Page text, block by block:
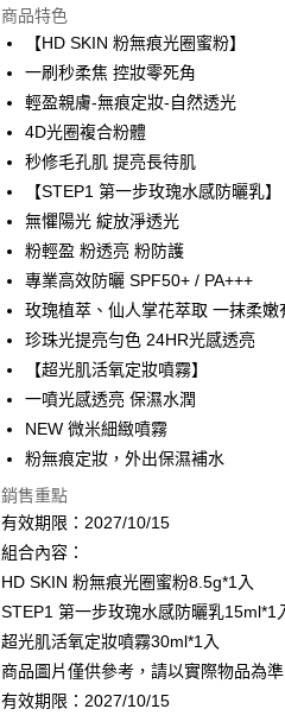
3 期 0 利率 每期 NT$400
合作金庫商業銀行
華南商業銀行
國泰世華商業銀行
臺灣中小企業銀行
匯豐（台灣）商業銀行
華
聯邦商業銀行
元大商業銀行
台新國際商業銀行
台灣樂天信用卡公司
超商取貨付款
Apple Pay
悠遊付
Google Pay
AFTEE先享後付
相關說明
【關於「AFTEE先享後付」】
AFTEE先享後付是「在收到商品之後才付
便利好安心！
１．簡單：不需註冊會員、不需綁卡、不需
３．安心：先確認商品／服務後，再付款。
１．於結帳方式選擇「AFTEE先享後付」
付」結帳頁面，進行簡訊認證並確認金額後
２．訂單成立數日內，您將收到繳費通知簡
３．收到繳費通知簡訊後14天內，點擊此
／ATM／網路銀行／等多元方式進行付款，
※ 請注意：結帳手續完成當下不需立刻繳費
絡購買商品的店家。未經商家同意取消之
先享後付繳納相關費用。
運送方式
全家取貨付款
每筆NT$80，滿NT$1,200(含以上)免運
付款後全家取貨
每筆NT$80，滿NT$1,200(含以上)免運
7-11取貨付款
每筆NT$80，滿NT$1,200(含以上)免運
付款後7-11取貨
商品特色
【HD SKIN 粉無痕光圈蜜粉】
​一刷秒柔焦 控妝零死角
輕盈親膚-無痕定妝-自然透光
4D光圈複合粉體
秒修毛孔肌 提亮長待肌
【STEP1 第一步玫瑰水感防曬乳】
無懼陽光 綻放淨透光
粉輕盈 粉透亮 粉防護
專業高效防曬 SPF50+ / PA+++
玫瑰植萃、仙人掌花萃取 一抹柔嫩
珍珠光提亮勻色 24HR光感透亮
【超光肌活氧定妝噴霧】
一噴光感透亮 保濕水潤
NEW 微米細緻噴霧
粉無痕定妝，外出保濕補水
銷售重點
有效期限：2027/10/15
組合內容：
HD SKIN 粉無痕光圈蜜粉8.5g*1入
STEP1 第一步玫瑰水感防曬乳15ml*1
超光肌活氧定妝噴霧30ml*1入
商品圖片僅供參考，請以實際物品為準
有效期限：2027/10/15